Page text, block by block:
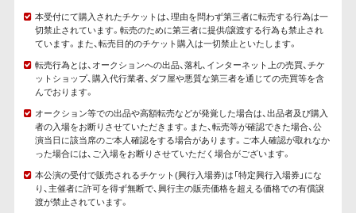
本受付にて購入されたチケットは、理由を問わず第三者に転売する行為は一
切禁止されています。転売のために第三者に提供/譲渡する行為も禁止され
ています。また、転売目的のチケット購入は一切禁止といたします。
転売行為とは、オークションへの出品、落札、インターネット上の売買、チケ
ットショップ、購入代行業者、ダフ屋や悪質な第三者を通じての売買等を含
んでおります。
オークション等での出品や高額転売などが発覚した場合は、出品者及び購入
者の入場をお断りさせていただきます。また、転売等が確認できた場合、公
演当日に該当席のご本人確認をする場合があります。ご本人確認が取れなか
った場合には、ご入場をお断りさせていただく場合がございます。
本公演の受付で販売されるチケット(興行入場券)は「特定興行入場券」にな
り、主催者に許可を得ず無断で、興行主の販売価格を超える価格での有償譲
渡が禁止されています。